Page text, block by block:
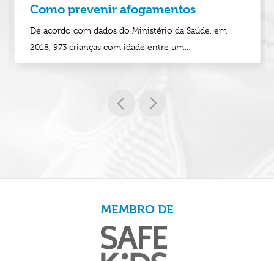
Como prevenir afogamentos
De acordo com dados do Ministério da Saúde, em
2018, 973 crianças com idade entre um…
MEMBRO DE